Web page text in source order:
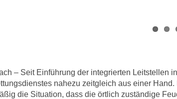
– Seit Einführung der integrierten Leitstellen
nahezu zeitgleich aus einer
die Situation, dass die örtlich zuständige